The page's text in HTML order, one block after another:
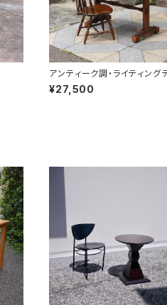
アンティーク調・ライティング
¥27,500